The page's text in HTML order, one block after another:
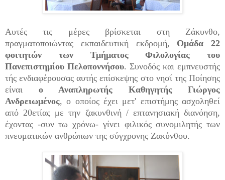
Αυτές τις μέρες βρίσκεται στη Ζάκυνθο,
πραγματοποιώντας εκπαιδευτική εκδρομή, Ομάδα 22
φοιτητών των Τμήματος Φιλολογίας του
Πανεπιστημίου Πελοποννήσου. Συνοδός και εμπνευστής
τής ενδιαφέρουσας αυτής επίσκεψης στο νησί της Ποίησης
είναι ο Αναπληρωτής Καθηγητής Γιώργος
Ανδρειωμένος, ο οποίος έχει μετ' επιστήμης ασχοληθεί
από 20ετίας με την ζακυνθινή / επτανησιακή διανόηση,
έχοντας -συν τω χρόνω- γίνει φιλικός συνομιλητής των
πνευματικών ανθρώπων της σύγχρονης Ζακύνθου.